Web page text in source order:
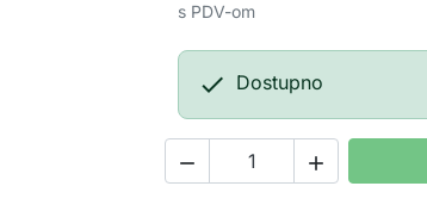
s PDV-om
 Dostupno
 